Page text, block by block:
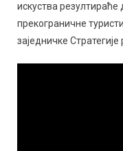
искуства
прекограничне
заједничке